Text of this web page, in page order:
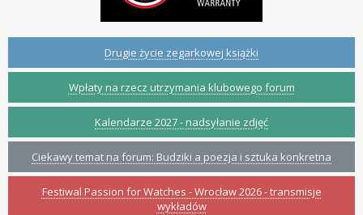
Drugie życie zegarkowej książki
Wpłaty na rzecz utrzymania klubowego forum
Kalendarze 2027 - nadsyłanie zdjęć
Ciekawy temat na forum: Budziki a poezja i sztuka konkretna
Festiwal Passion for Watches - Wrocław 2026 - transmisje
wykładów